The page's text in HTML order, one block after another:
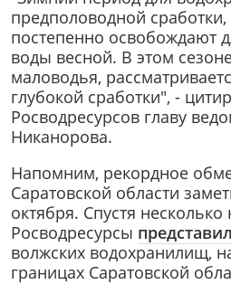
предполоводной сработки,
постепенно освобождают
воды весной. В этом
маловодья,
глубокой сработки", -
Росводресурсов главу
Никанорова.
Напомним, рекордное
Саратовской области
октября. Спустя несколько
Росводресурсы
волжских водохранилищ,
границах Саратовской